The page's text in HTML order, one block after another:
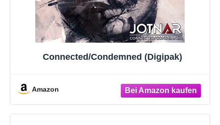
Connected/Condemned (Digipak)
Amazon